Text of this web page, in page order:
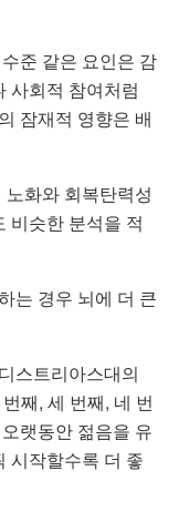
준 같은 요인은 감
사회적 참여처럼
잠재적 영향은 배
화와 회복탄력성
비슷한 분석을 적
는 경우 뇌에 더 큰
스트리아스대의
째, 세 번째, 네 번
랫동안 젊음을 유
시작할수록 더 좋